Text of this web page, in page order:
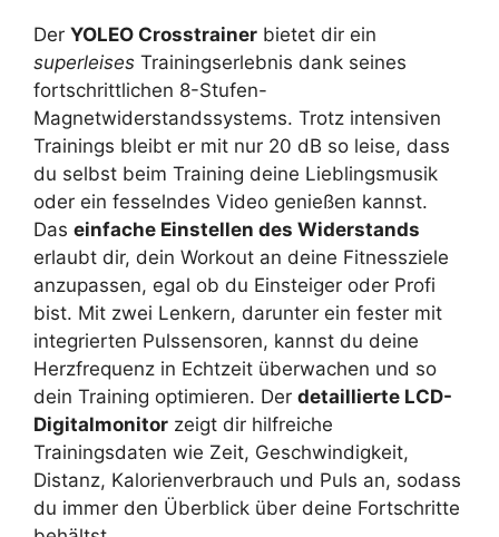
Der YOLEO Crosstrainer bietet dir ein
superleises Trainingserlebnis dank seines
fortschrittlichen 8-Stufen-
Magnetwiderstandssystems. Trotz intensiven
Trainings bleibt er mit nur 20 dB so leise, dass
du selbst beim Training deine Lieblingsmusik
oder ein fesselndes Video genießen kannst.
Das einfache Einstellen des Widerstands
erlaubt dir, dein Workout an deine Fitnessziele
anzupassen, egal ob du Einsteiger oder Profi
bist. Mit zwei Lenkern, darunter ein fester mit
integrierten Pulssensoren, kannst du deine
Herzfrequenz in Echtzeit überwachen und so
dein Training optimieren. Der detaillierte LCD-
Digitalmonitor zeigt dir hilfreiche
Trainingsdaten wie Zeit, Geschwindigkeit,
Distanz, Kalorienverbrauch und Puls an, sodass
du immer den Überblick über deine Fortschritte